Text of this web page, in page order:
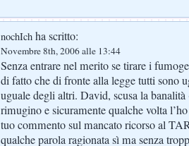
nochIch ha scritto:
Novembre 8th, 2006 alle 13:44
Senza entrare nel merito se tirare i
di fatto che di fronte alla legge tutti sono
uguale degli altri. David, scusa la
rimugino e sicuramente qualche volta
tuo commento sul mancato ricorso al
qualche parola ragionata sì ma senza